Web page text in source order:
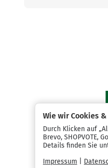
Wie wir Cookies &
Durch Klicken auf
Brevo, SHOPVOTE,
Details finden Sie
Impressum